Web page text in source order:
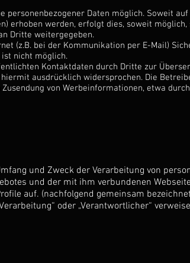
personenbezogener Daten möglich. Soweit
erhoben werden, erfolgt dies, soweit
Dritte weitergegeben.
(z.B. bei der Kommunikation per E-Mail)
nicht möglich.
Kontaktdaten durch Dritte zur
ausdrücklich widersprochen. Die
von Werbeinformationen, etwa
und Zweck der Verarbeitung von
und der mit ihm verbundenen
auf. (nachfolgend gemeinsam
oder „Verantwortlicher“